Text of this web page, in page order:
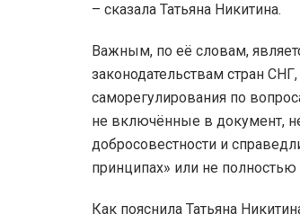
– сказала Татьяна Никитина.
Важным, по её словам,
законодательствам стран
саморегулирования по
не включённые в документ,
добросовестности и
принципах» или не
Как пояснила Татьяна